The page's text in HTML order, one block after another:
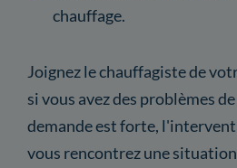
chauffage.
Joignez le chauffagiste de
si vous avez des problèmes
demande est forte,
vous rencontrez une